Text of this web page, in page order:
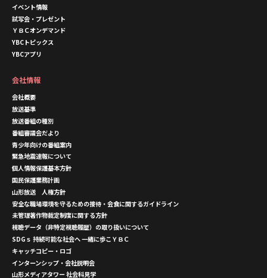
イベント情報
試写会・プレゼント
ＹＢＣオンデマンド
YBCトピックス
YBCアプリ
会社情報
会社概要
放送基準
放送番組の種別
番組審議会だより
青少年向けの番組案内
緊急地震速報について
個人情報保護基本方針
国民保護業務計画
山形放送 人権方針
安全な職場環境を守るための接待・会食に関するガイドライン
未管理著作物裁定制度に関する方針
視聴データ（非特定視聴履歴）の取り扱いについて
SDGｓ 持続可能な社会へ 一緒に歩こＹＢＣ
キャッチコピー・ロゴ
インターンシップ・会社説明会
山形メディアタワー 社会科見学